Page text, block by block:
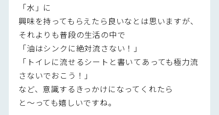
「水」に
興味を持ってもらえたら良いなとは思いますが、
それよりも普段の生活の中で
「油はシンクに絶対流さない！」
「トイレに流せるシートと書いてあっても極力流
さないでおこう！」
など、意識するきっかけになってくれたら
と～っても嬉しいですね。